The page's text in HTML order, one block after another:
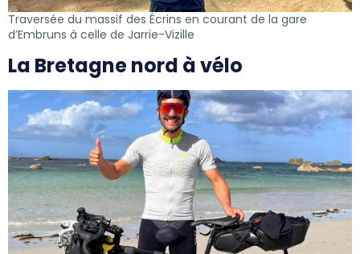
Traversée du massif des Écrins en courant de la gare
d’Embruns à celle de Jarrie-Vizille
La Bretagne nord à vélo